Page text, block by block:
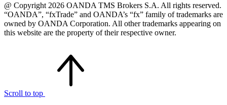
@ Copyright 2026 OANDA TMS Brokers S.A. All rights reserved.
“OANDA”, “fxTrade” and OANDA’s “fx” family of trademarks are
owned by OANDA Corporation. All other trademarks appearing on
this website are the property of their respective owner.
Scroll to top